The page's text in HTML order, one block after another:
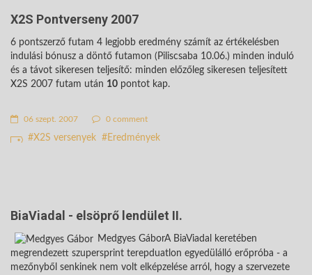
X2S Pontverseny 2007
6 pontszerző futam 4 legjobb eredmény számít az értékelésben
indulási bónusz a döntő futamon (Piliscsaba 10.06.) minden induló
és a távot sikeresen teljesítő: minden előzőleg sikeresen teljesített
X2S 2007 futam után 10 pontot kap.
06 szept. 2007 0 comment
X2S versenyek Eredmények
BiaViadal - elsöprő lendület II.
Medgyes GáborA BiaViadal keretében
megrendezett szupersprint terepduatlon egyedülálló erőpróba - a
mezőnyből senkinek nem volt elképzelése arról, hogy a szervezete